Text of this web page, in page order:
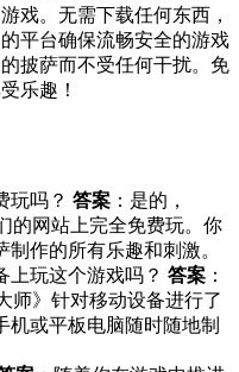
戏。无需下载任何东西，
平台确保流畅安全的游戏
披萨而不受任何干扰。免
乐趣！
玩吗？ 答案 ：是的，
的网站上完全免费玩。你
作的所有乐趣和刺激。
上玩这个游戏吗？ 答案 ：
师》针对移动设备进行了
机或平板电脑随时随地制